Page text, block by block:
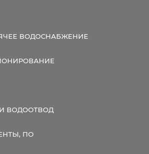
ВОДОСНАБЖЕНИЕ
ВОДООТВОД
ПО